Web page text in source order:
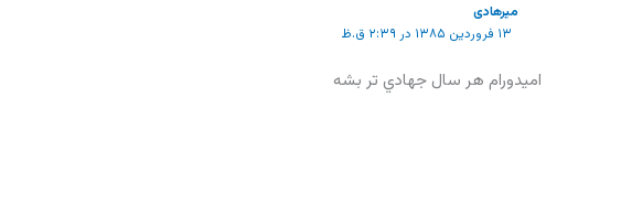
میرهادی
۱۳ فروردین ۱۳۸۵ در ۲:۳۹ ق.ظ
اميدورام هر سال جهادي تر بشه